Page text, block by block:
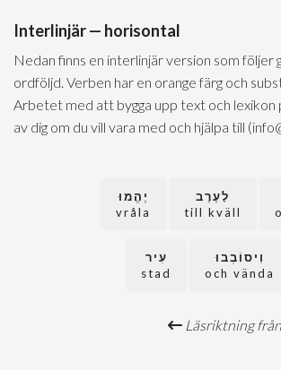
Interlinjär — horisontal
Nedan finns en interlinjär version som följer
ordföljd. Verben har en orange färg och
Arbetet med att bygga upp text och lexikon
av dig om du vill vara med och hjälpa till
לָעֶרֶב
till kväll
יֶהֱמוּ
vråla
וִיסוֹבְבוּ
och vända
עִיר
stad
Läsriktning